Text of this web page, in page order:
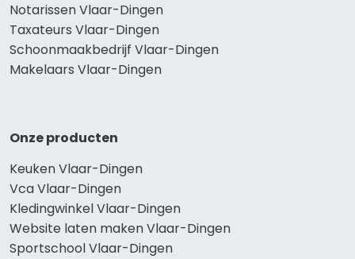
Notarissen Vlaar-Dingen
Taxateurs Vlaar-Dingen
Schoonmaakbedrijf Vlaar-Dingen
Makelaars Vlaar-Dingen
Onze producten
Keuken Vlaar-Dingen
Vca Vlaar-Dingen
Kledingwinkel Vlaar-Dingen
Website laten maken Vlaar-Dingen
Sportschool Vlaar-Dingen